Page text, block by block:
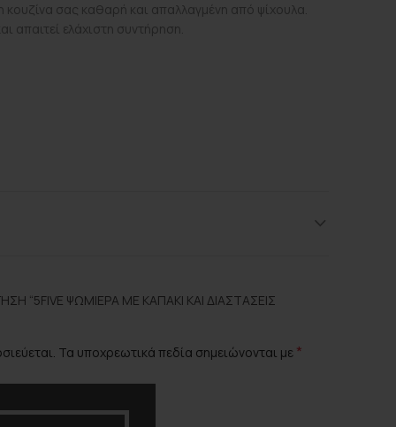
σας καθαρή και απαλλαγμένη από ψίχουλα.
απαιτεί ελάχιστη συντήρηση.
“5FIVE ΨΩΜΙΈΡΑ ΜΕ ΚΑΠΆΚΙ ΚΑΙ ΔΙΑΣΤΆΣΕΙΣ
Τα υποχρεωτικά πεδία σημειώνονται με *